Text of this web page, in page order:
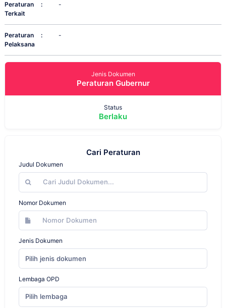
Peraturan
Terkait
: -
Peraturan
Pelaksana
: -
Jenis Dokumen
Peraturan Gubernur
Status
Berlaku
Cari Peraturan
Judul Dokumen
Nomor Dokumen
Jenis Dokumen
Pilih jenis dokumen
Lembaga OPD
Pilih lembaga